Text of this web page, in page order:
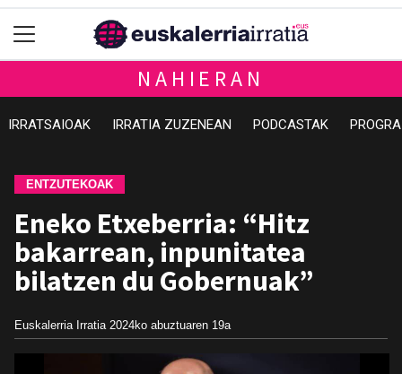
NAHIERAN
IRRATSAIOAK IRRATIA ZUZENEAN PODCASTAK
ENTZUTEKOAK
Eneko Etxeberria: “Hitz
bakarrean, inpunitatea
bilatzen du Gobernuak”
Euskalerria Irratia 2024ko abuztuaren 19a